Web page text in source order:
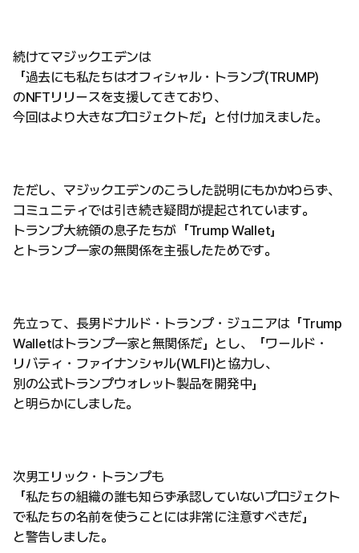
続けてマジックエデンは
「過去にも私たちはオフィシャル・トランプ(TRUMP)
のNFTリリースを支援してきており、
今回はより大きなプロジェクトだ」と付け加えました。
ただし、マジックエデンのこうした説明にもかかわらず、
コミュニティでは引き続き疑問が提起されています。
トランプ大統領の息子たちが「Trump Wallet」
とトランプ一家の無関係を主張したためです。
先立って、長男ドナルド・トランプ・ジュニアは「Trump
Walletはトランプ一家と無関係だ」とし、「ワールド・
リバティ・ファイナンシャル(WLFI)と協力し、
別の公式トランプウォレット製品を開発中」
と明らかにしました。
次男エリック・トランプも
「私たちの組織の誰も知らず承認していないプロジェクト
で私たちの名前を使うことには非常に注意すべきだ」
と警告しました。